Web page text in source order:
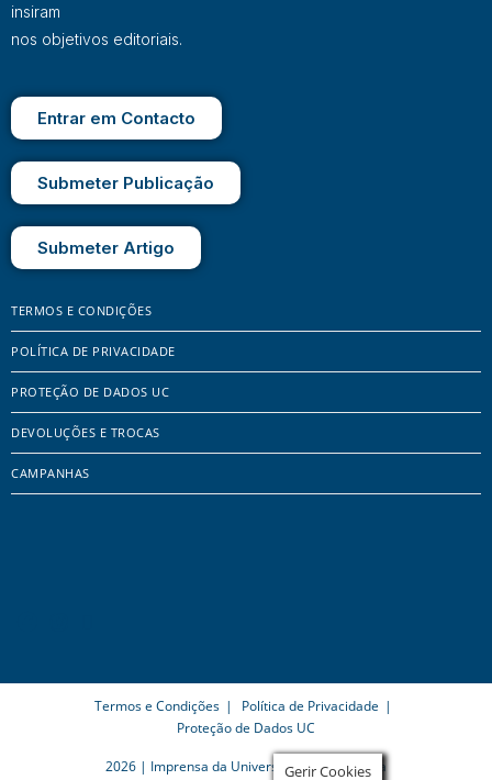
insiram
nos objetivos editoriais.
Entrar em Contacto
Submeter Publicação
Submeter Artigo
TERMOS E CONDIÇÕES
POLÍTICA DE PRIVACIDADE
PROTEÇÃO DE DADOS UC
DEVOLUÇÕES E TROCAS
CAMPANHAS
Termos e Condições
Política de Privacidade
Proteção de Dados UC
2026 | Imprensa da Universidade de Coimbra
Gerir Cookies